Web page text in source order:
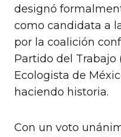
designó
como candidata a
por la coalición
Partido del Trabajo
Ecologista de
haciendo historia.
Con un voto